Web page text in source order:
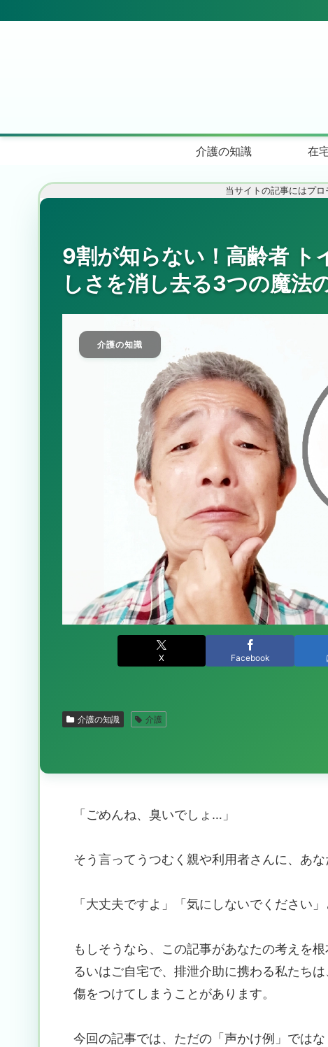
介護の知識 在
当サイトの記事にはプロ
9割が知らない！高齢者 ト
しさを消し去る3つの魔法
介護の知識
X Facebook
介護の知識 介護
「ごめんね、臭いでしょ…」
そう言ってうつむく親や利用者さんに、あ
「大丈夫ですよ」「気にしないでください
もしそうなら、この記事があなたの考えを
るいはご自宅で、排泄介助に携わる私たち
傷をつけてしまうことがあります。
今回の記事では、ただの「声かけ例」では